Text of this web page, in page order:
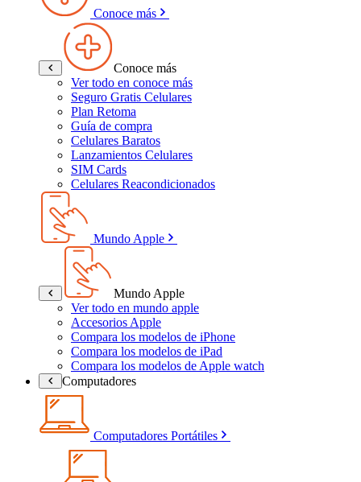
Conoce más
Conoce más
Ver todo en conoce más
Seguro Gratis Celulares
Plan Retoma
Guía de compra
Celulares Baratos
Lanzamientos Celulares
SIM Cards
Celulares Reacondicionados
Mundo Apple
Mundo Apple
Ver todo en mundo apple
Accesorios Apple
Compara los modelos de iPhone
Compara los modelos de iPad
Compara los modelos de Apple watch
Computadores
Computadores Portátiles